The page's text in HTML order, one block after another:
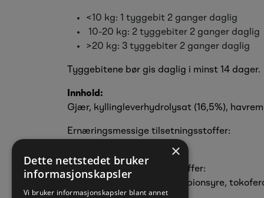
<10 kg: 1 tyggebit 2 ganger daglig
10-20 kg: 2 tyggebiter 2 ganger daglig
>20 kg: 3 tyggebiter 2 ganger daglig
Tyggebitene bør gis daglig i minst 14 dager.
Innhold:
Gjær, kyllingleverhydrolysat (16,5%),
Ernæringsmessige tilsetningsstoffer:
Teknologiske tilsetningsstoffer:
Soyalecitin, sorbinsyre, propionsyre,
×
Dette nettstedet bruker
informasjonskapsler
Vi bruker informasjonskapsler blant annet